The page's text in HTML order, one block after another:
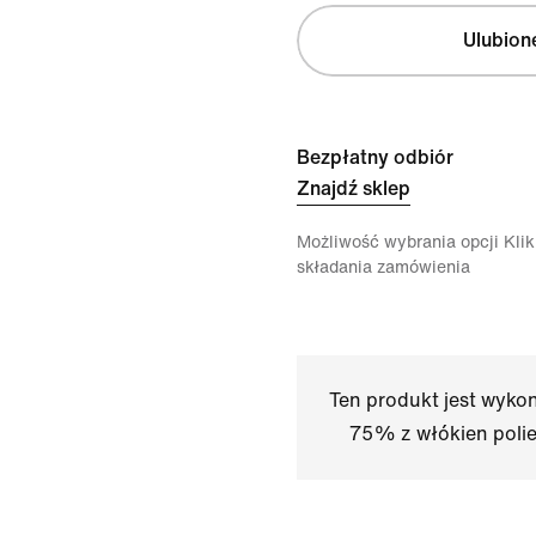
Bezpłatny odbiór
Znajdź sklep
Możliwość wybrania opcji
składania zamówienia
Ten produkt jest
75% z włókien